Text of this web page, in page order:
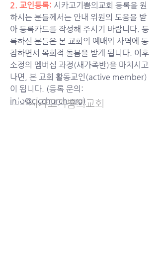
2. 교인등록: 시카고기쁨의교회 등록을 원
하시는 분들께서는 안내 위원의 도움을 받
아 등록카드를 작성해 주시기 바랍니다. 등
록하신 분들은 본 교회의 예배와 사역에 동
참하면서 목회적 돌봄을 받게 됩니다. 이후
소정의 멤버십 과정(새가족반)을 마치시고
나면, 본 교회 활동교인(active member)
info@cjcchurch.org)
소개
그룹에 오신 것을 환영합니다. 다른 회원과
의 교류 및 업데이트 수신, 미디어 공유 등
의 활동을 시작하세요.
시카고기쁨의​교회